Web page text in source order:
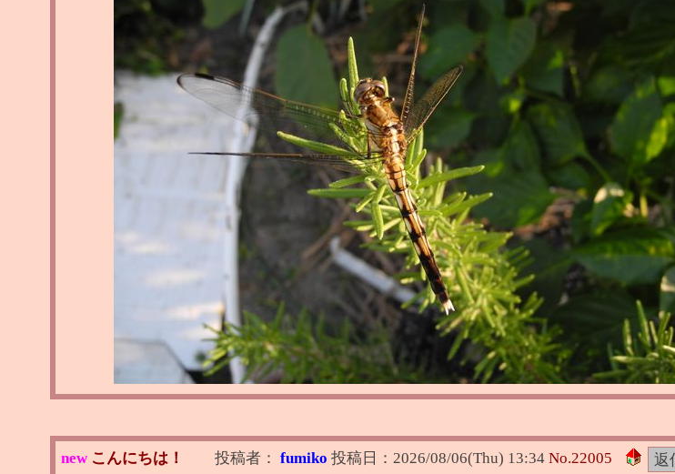
new こんにちは！ 投稿者： fumiko 投稿日： 2026/08/06(Thu) 13:34 No.22005